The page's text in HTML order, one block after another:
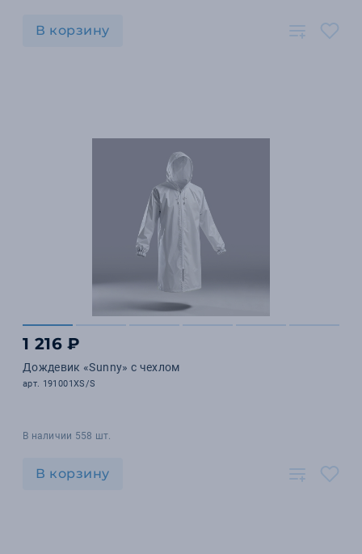
В корзину
1 216 ₽
Дождевик «Sunny» с чехлом
арт. 191001XS/S
В наличии 558 шт.
В корзину